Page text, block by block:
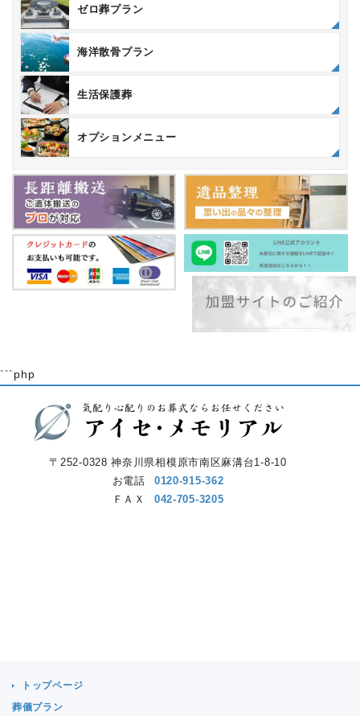
ゼロ葬プラン
海洋散骨プラン
生活保護葬
オプションメニュー
```php
〒252-0328 神奈川県相模原市南区麻溝台1-8-10
お電話
0120-915-362
ＦＡＸ
042-705-3205
トップページ
葬儀プラン